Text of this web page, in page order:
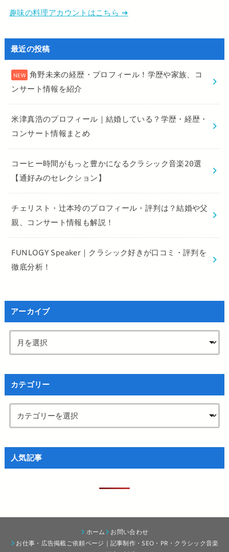
趣味の料理アカウントはこちら ➔
最近の投稿
角野未来の経歴・プロフィール！学歴や家族、コ
ンサート情報を紹介
米津真浩のプロフィール｜結婚している？学歴・経歴・
コンサート情報まとめ
コーヒー時間がもっと豊かになるクラシック音楽20選
【通好みのセレクション】
チェリスト・辻本玲のプロフィール・評判は？結婚や父
親、コンサート情報も解説！
FUNLOGY Speaker｜クラシック好きが口コミ・評判を
徹底分析！
アーカイブ
カテゴリー
人気記事
ホーム
お問い合わせ
お仕事・広告掲載ご依頼ページ｜記事制作・SEO・PR・クラシック音楽